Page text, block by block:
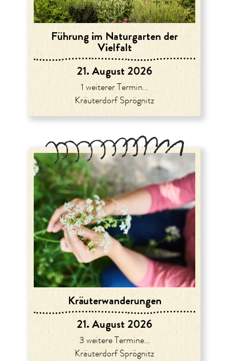
Führung im Naturgarten der
Vielfalt
21. August 2026
1 weiterer Termin...
Kräuterdorf Sprögnitz
Kräuter­wanderungen
21. August 2026
3 weitere Termine...
Kräuterdorf Sprögnitz